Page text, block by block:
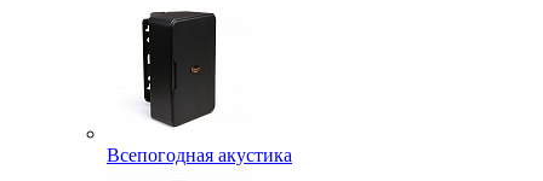
Всепогодная акустика